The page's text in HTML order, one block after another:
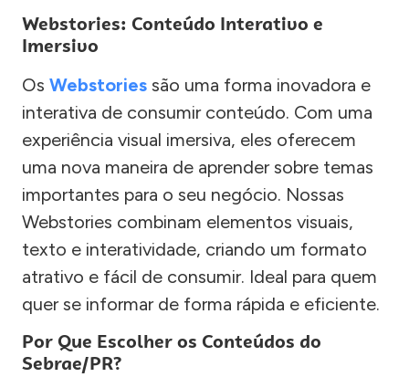
Webstories: Conteúdo Interativo e
Imersivo
Os Webstories são uma forma inovadora e
interativa de consumir conteúdo. Com uma
experiência visual imersiva, eles oferecem
uma nova maneira de aprender sobre temas
importantes para o seu negócio. Nossas
Webstories combinam elementos visuais,
texto e interatividade, criando um formato
atrativo e fácil de consumir. Ideal para quem
quer se informar de forma rápida e eficiente.
Por Que Escolher os Conteúdos do
Sebrae/PR?